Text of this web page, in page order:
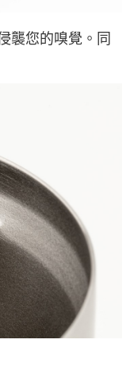
support/home
之同意方可使用
，本公司不負相關責
用戶狀況，依本公司即
，本公司將視審查結果
發現惡意使用之情形，
度並採取法律行動。
襲您的嗅覺。同